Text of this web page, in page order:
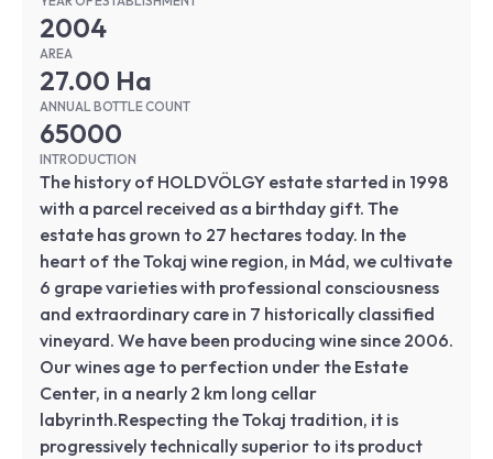
2004
AREA
27.00 Ha
ANNUAL BOTTLE COUNT
65000
INTRODUCTION
The history of HOLDVÖLGY estate started in 1998
with a parcel received as a birthday gift. The
estate has grown to 27 hectares today. In the
heart of the Tokaj wine region, in Mád, we cultivate
6 grape varieties with professional consciousness
and extraordinary care in 7 historically classified
vineyard. We have been producing wine since 2006.
Our wines age to perfection under the Estate
Center, in a nearly 2 km long cellar
labyrinth.Respecting the Tokaj tradition, it is
progressively technically superior to its product